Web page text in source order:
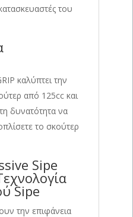
του
καλύπτει την
από 125cc και
δυνατότητα να
το σκούτερ
Sipe
Sipe
την επιφάνεια